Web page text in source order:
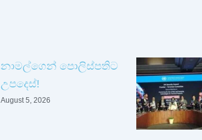
නාමල්ගෙන් පොලිස්පතිට
උපදෙස්!
August 5, 2026